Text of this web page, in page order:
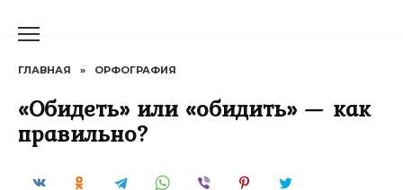
ГЛАВНАЯ » ОРФОГРАФИЯ
«Обидеть» или «обидить» — как
правильно?